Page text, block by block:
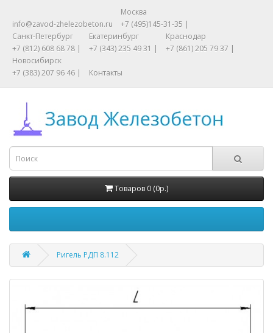
info@zavod-zhelezobeton.ru
Москва
+7 (495)145-31-35 |
Санкт-Петербург
+7 (812) 608 68 78 |
Екатеринбург
+7 (343) 235 49 31 |
Краснодар
+7 (861) 205 79 37 |
Новосибирск
+7 (383) 207 96 46 |
Контакты
Товаров 0 (0р.)
Ригель РДП 8.112